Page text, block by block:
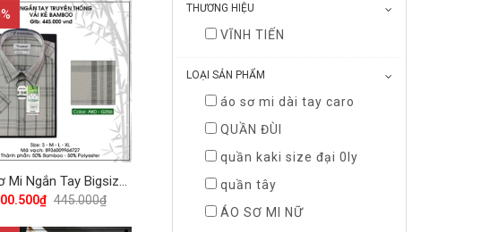
THƯƠNG HIỆU
VĨNH TIẾN
LOẠI SẢN PHẨM
áo sơ mi dài tay caro
QUẦN ĐÙI
quần kaki size đại 0ly
quần tây
ÁO SƠ MI NỮ
Áo Sơ Mi Ngắn Tay Bigsize Caro Bamboo Regular Fit 445 Vĩnh Tiến - Nhiều Màu
445.000₫